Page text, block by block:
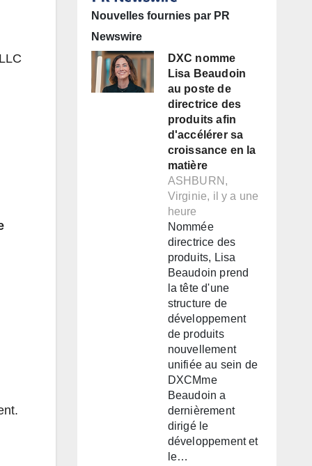
Nouvelles fournies par PR
Newswire
DXC nomme
Lisa Beaudoin
au poste de
directrice des
produits afin
d'accélérer sa
croissance en la
matière
ASHBURN,
Virginie, il y a une
heure
Nommée
directrice des
produits, Lisa
Beaudoin prend
la tête d'une
structure de
développement
de produits
nouvellement
unifiée au sein de
DXCMme
Beaudoin a
dernièrement
dirigé le
développement et
le…